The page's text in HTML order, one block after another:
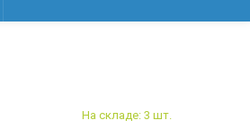
На складе: 3 шт.